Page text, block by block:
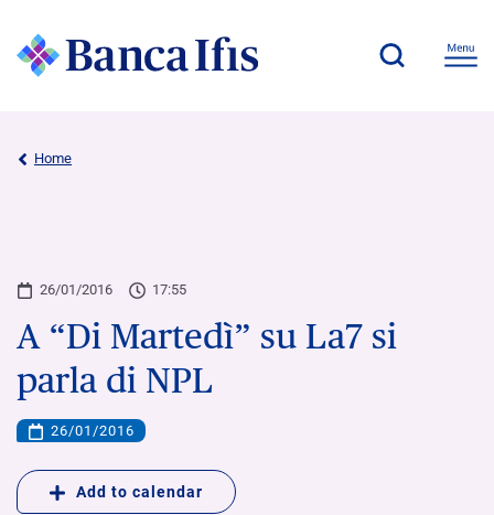
Home
26/01/2016 17:55
A “Di Martedì” su La7 si
parla di NPL
26/01/2016
Add to calendar